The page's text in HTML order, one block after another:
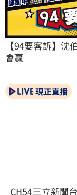
【94要客訴】
會贏
現正直播
CH54三立新聞